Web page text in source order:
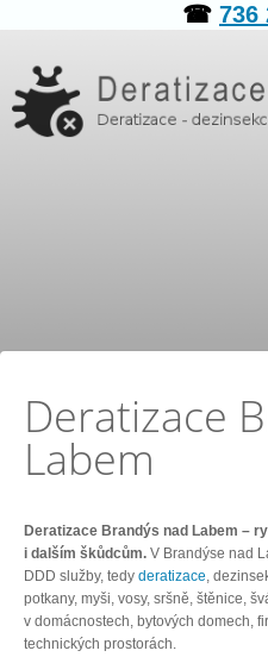
☎ 736
Deratizace
Labem
Deratizace Brandýs nad Labem –
i dalším škůdcům. V Brandýse nad
DDD služby, tedy deratizace,
potkany, myši, vosy, sršně, štěnice,
v domácnostech, bytových domech,
technických prostorách.